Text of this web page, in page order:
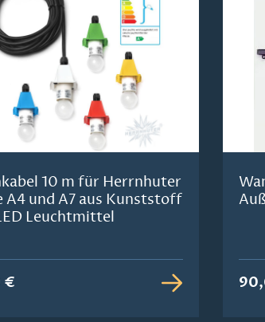
10 m für Herrnhuter
A4 und A7 aus Kunststoff
Leuchtmittel
€